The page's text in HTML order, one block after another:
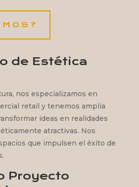
de Estética
nos especializamos en
retail y tenemos amplia
ideas en realidades
atractivas. Nos
que impulsen el éxito de
Proyecto